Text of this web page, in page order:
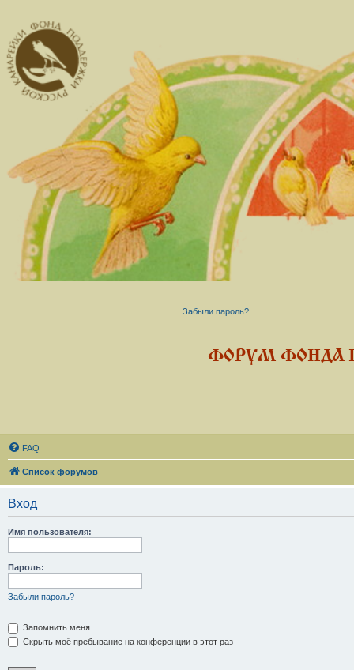
Забыли пароль?
ФОРУМ ФОНДА
FAQ
Список форумов
Вход
Имя пользователя:
Пароль:
Забыли пароль?
Запомнить меня
Скрыть моё пребывание на конференции в этот раз